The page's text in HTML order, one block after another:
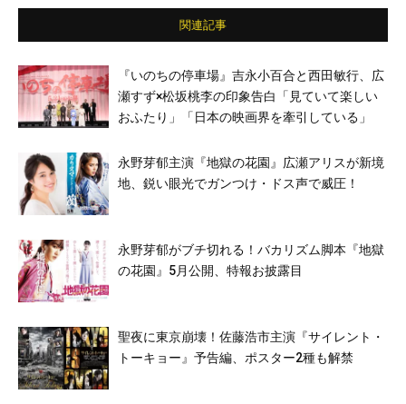
関連記事
『いのちの停車場』吉永小百合と西田敏行、広
瀬すず×松坂桃李の印象告白「見ていて楽しい
おふたり」「日本の映画界を牽引している」
永野芽郁主演『地獄の花園』広瀬アリスが新境
地、鋭い眼光でガンつけ・ドス声で威圧！
永野芽郁がブチ切れる！バカリズム脚本『地獄
の花園』5月公開、特報お披露目
聖夜に東京崩壊！佐藤浩市主演『サイレント・
トーキョー』予告編、ポスター2種も解禁